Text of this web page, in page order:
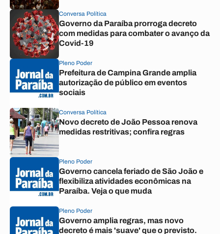
Conversa Política
Governo da Paraíba prorroga decreto
com medidas para combater o avanço da
Covid-19
Pleno Poder
Prefeitura de Campina Grande amplia
autorização de público em eventos
sociais
Conversa Política
Novo decreto de João Pessoa renova
medidas restritivas; confira regras
Pleno Poder
Governo cancela feriado de São João e
flexibiliza atividades econômicas na
Paraíba. Veja o que muda
Pleno Poder
Governo amplia regras, mas novo
decreto é mais 'suave' que o previsto.